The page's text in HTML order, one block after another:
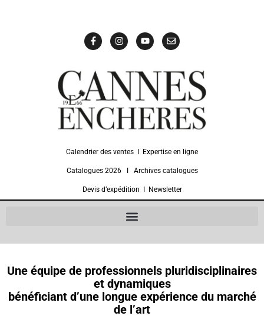
Calendrier des ventes Expertise en ligne
Catalogues 2026Ι Archives catalogues
Devis d’expédition Newsletter
Une équipe de professionnels pluridisciplinaires
et dynamiques
bénéficiant d’une longue expérience du marché
Une équipe de professionnels pluridisciplinaires
et dynamiques
bénéficiant d’une longue expérience du marché
de l’art